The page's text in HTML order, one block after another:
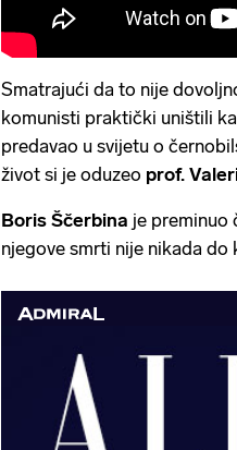
Smatrajući da to nije
komunisti praktički uništili
predavao u svijetu o
život si je oduzeo prof.
Boris Ščerbina je preminuo
njegove smrti nije nikada do